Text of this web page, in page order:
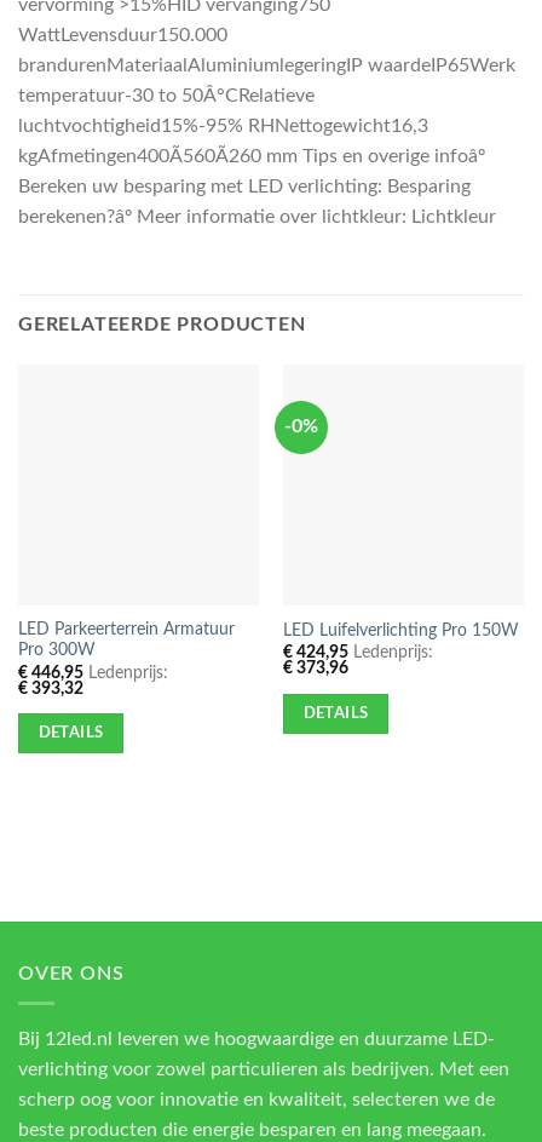
vervorming >15%HID vervanging750
WattLevensduur150.000
brandurenMateriaalAluminiumlegeringIP waardeIP65Werk
temperatuur-30 to 50Â°CRelatieve
luchtvochtigheid15%-95% RHNettogewicht16,3
kgAfmetingen400Ã560Ã260 mm Tips en overige infoâº
Bereken uw besparing met LED verlichting: Besparing
berekenen?âº Meer informatie over lichtkleur: Lichtkleur
GERELATEERDE PRODUCTEN
LED Parkeerterrein Armatuur
Pro 300W
€446,95Ledenprijs:
€393,32
DETAILS
-0%
LED Luifelverlichting Pro 150W
€424,95Ledenprijs:
€373,96
DETAILS
OVER ONS
Bij 12led.nl leveren we hoogwaardige en duurzame LED-
verlichting voor zowel particulieren als bedrijven. Met een
scherp oog voor innovatie en kwaliteit, selecteren we de
beste producten die energie besparen en lang meegaan.